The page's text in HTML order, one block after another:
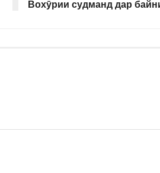
Вохӯрии судманд дар